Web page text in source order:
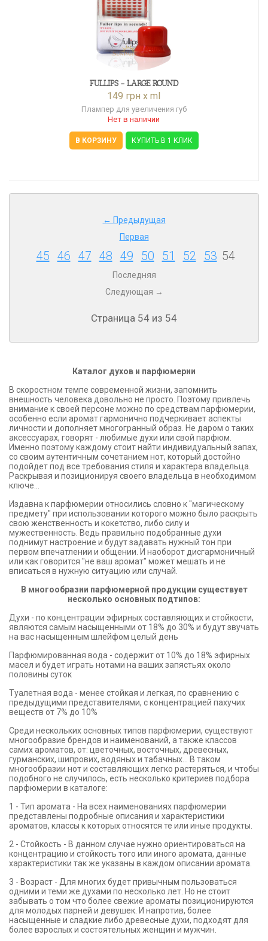
FULLIPS - LARGE ROUND
149 грн x ml
Плампер для увеличения губ
Нет в наличии
В КОРЗИНУ КУПИТЬ В 1 КЛИК
← Предыдущая
Первая
45 46 47 48 49 50 51 52 53 54
Последняя
Следующая →
Страница 54 из 54
Каталог духов и парфюмерии
В скоростном темпе современной жизни, запомнить
внешность человека довольно не просто. Поэтому привлечь
внимание к своей персоне можно по средствам парфюмерии,
особенно если аромат гармонично подчеркивает аспекты
личности и дополняет многогранный образ. Не даром о таких
аксессуарах, говорят - любимые духи или свой парфюм.
Именно поэтому каждому стоит найти индивидуальный запах,
со своим аутентичным сочетанием нот, который достойно
подойдет под все требования стиля и характера владельца.
Раскрывая и позиционируя своего владельца в необходимом
ключе...
Издавна к парфюмерии относились словно к "магическому
предмету" при использовании которого можно было раскрыть
свою женственность и кокетство, либо силу и
мужественность. Ведь правильно подобранные духи
поднимут настроение и будут задавать нужный тон при
первом впечатлении и общении. И наоборот дисгармоничный
или как говорится "не ваш аромат" может мешать и не
вписаться в нужную ситуацию или случай.
В многообразии парфюмерной продукции существует
несколько основных подтипов:
Духи - по концентрации эфирных составляющих и стойкости,
являются самым насыщенными от 18% до 30% и будут звучать
на вас насыщенным шлейфом целый день
Парфюмированная вода - содержит от 10% до 18% эфирных
масел и будет играть нотами на ваших запястьях около
половины суток
Туалетная вода - менее стойкая и легкая, по сравнению с
предыдущими представителями, с концентрацией пахучих
веществ от 7% до 10%
Среди нескольких основных типов парфюмерии, существуют
многообразие брендов и наименований, а также классов
самих ароматов, от: цветочных, восточных, древесных,
гурманских, шипрових, водяных и табачных... В таком
многообразии нот и составляющих легко растеряться, и чтобы
подобного не случилось, есть несколько критериев подбора
парфюмерии в каталоге:
1 - Тип аромата - На всех наименованиях парфюмерии
представлены подробные описания и характеристики
ароматов, классы к которых относятся те или иные продукты.
2 - Стойкость - В данном случае нужно ориентироваться на
концентрацию и стойкость того или иного аромата, данные
характеристики так же указаны в каждом описании аромата.
3 - Возраст - Для многих будет привычным пользоваться
одними и теми же духами по несколько лет. Но не стоит
забывать о том что более свежие ароматы позиционируются
для молодых парней и девушек. И напротив, более
насыщенные и сладкие либо древесные духи, подходят для
более взрослых и состоятельных женщин и мужчин.